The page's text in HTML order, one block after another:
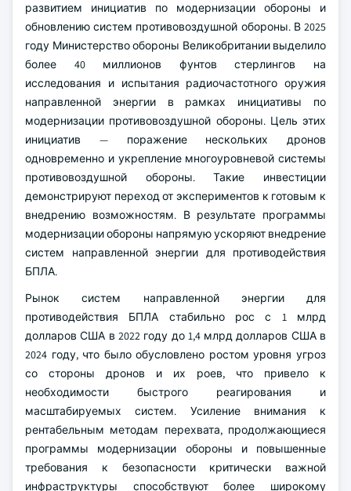
развитием инициатив по модернизации обороны и
обновлению систем противовоздушной обороны. В 2025
году Министерство обороны Великобритании выделило
более 40 миллионов фунтов стерлингов на
исследования и испытания радиочастотного оружия
направленной энергии в рамках инициативы по
модернизации противовоздушной обороны. Цель этих
инициатив — поражение нескольких дронов
одновременно и укрепление многоуровневой системы
противовоздушной обороны. Такие инвестиции
демонстрируют переход от экспериментов к готовым к
внедрению возможностям. В результате программы
модернизации обороны напрямую ускоряют внедрение
систем направленной энергии для противодействия
БПЛА.
Рынок систем направленной энергии для
противодействия БПЛА стабильно рос с 1 млрд
долларов США в 2022 году до 1,4 млрд долларов США в
2024 году, что было обусловлено ростом уровня угроз
со стороны дронов и их роев, что привело к
необходимости быстрого реагирования и
масштабируемых систем. Усиление внимания к
рентабельным методам перехвата, продолжающиеся
программы модернизации обороны и повышенные
требования к безопасности критически важной
инфраструктуры способствуют более широкому